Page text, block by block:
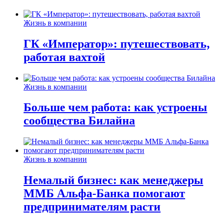
Жизнь в компании
ГК «Император»: путешествовать,
работая вахтой
Жизнь в компании
Больше чем работа: как устроены
сообщества Билайна
Жизнь в компании
Немалый бизнес: как менеджеры
ММБ Альфа-Банка помогают
предпринимателям расти